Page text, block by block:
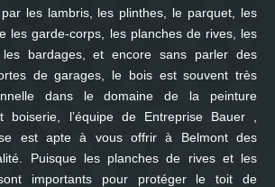
les lambris, les plinthes, le parquet, les
les garde-corps, les planches de rives, les
bardages, et encore sans parler des
de garages, le bois est souvent très
dans le domaine de la peinture
l’équipe de Entreprise Bauer ,
est apte à vous offrir à Belmont des
Puisque les planches de rives et les
importants pour protéger le toit de